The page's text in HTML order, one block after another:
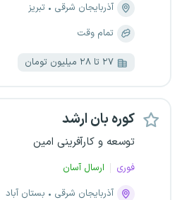
آذربایجان شرقی
تبریز
تمام وقت
۲۷ تا ۲۸ میلیون تومان
کوره بان ارشد
توسعه و کارآفرینی امین
فوری
ارسال آسان
آذربایجان شرقی
بستان آباد